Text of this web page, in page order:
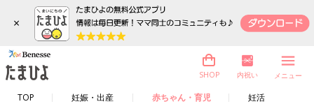
×
TOP 妊娠・出産 赤ちゃん・育児 妊活
SHOP 内祝い メニュー